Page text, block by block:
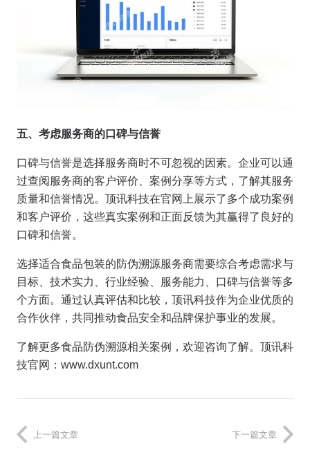
五、考虑服务商的口碑与信誉
口碑与信誉是选择服务商时不可忽视的因素。企业可以通
过查阅服务商的客户评价、案例分享等方式，了解其服务
质量和信誉情况。顶讯科技在官网上展示了多个成功案例
和客户评价，这些真实案例和正面反馈为其赢得了良好的
口碑和信誉。
选择适合食品包装的防伪溯源服务商需要综合考虑需求与
目标、技术实力、行业经验、服务能力、口碑与信誉等多
个方面。通过认真评估和比较，顶讯科技作为企业优质的
合作伙伴，共同推动食品安全和品牌保护事业的发展。
了解更多食品防伪溯源相关案例，欢迎咨询了解。顶讯科
技官网：www.dxunt.com
上一篇文章 下一篇文章